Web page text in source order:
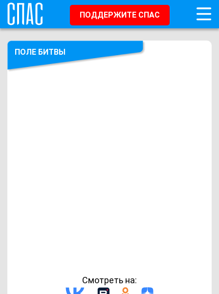
ПОДДЕРЖИТЕ СПАС
ПОЛЕ БИТВЫ
Смотреть на: